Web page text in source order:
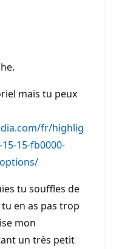
mais tu peux
fr/highlig
15-fb0000-
tu souffles de
en as pas trop
mon
un très petit